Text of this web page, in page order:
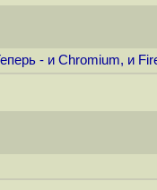
- и Chromium, и